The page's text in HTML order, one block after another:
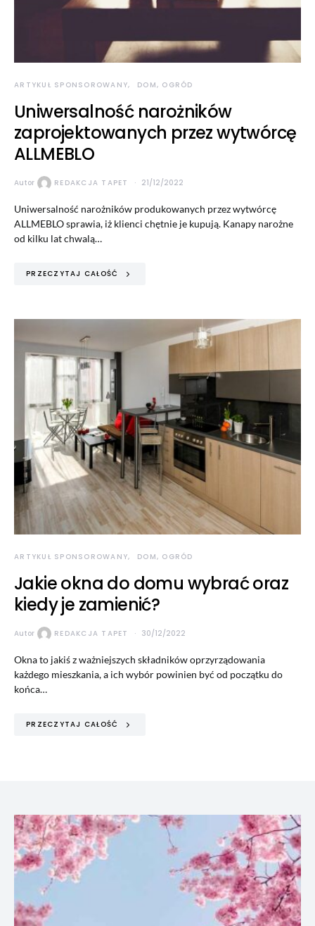
ARTYKUŁ SPONSOROWANY DOM, OGRÓD
Uniwersalność narożników
zaprojektowanych przez wytwórcę
ALLMEBLO
Autor REDAKCJA TAPET 21/12/2022
Uniwersalność narożników produkowanych przez wytwórcę
ALLMEBLO sprawia, iż klienci chętnie je kupują. Kanapy narożne
od kilku lat chwalą…
PRZECZYTAJ CAŁOŚĆ
ARTYKUŁ SPONSOROWANY DOM, OGRÓD
Jakie okna do domu wybrać oraz
kiedy je zamienić?
Autor REDAKCJA TAPET 30/12/2022
Okna to jakiś z ważniejszych składników oprzyrządowania
każdego mieszkania, a ich wybór powinien być od początku do
końca…
PRZECZYTAJ CAŁOŚĆ